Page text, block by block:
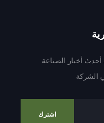
أحدث أخبار الصناعة
الشركة
اشترك